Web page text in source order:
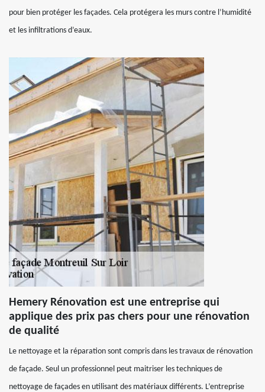
pour bien protéger les façades. Cela protégera les murs contre l’humidité
et les infiltrations d’eaux.
Hemery Rénovation est une entreprise qui
applique des prix pas chers pour une rénovation
de qualité
Le nettoyage et la réparation sont compris dans les travaux de rénovation
de façade. Seul un professionnel peut maitriser les techniques de
nettoyage de façades en utilisant des matériaux différents. L’entreprise